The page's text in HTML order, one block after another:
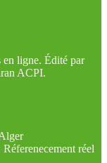
en ligne. Édité par
ACPI.
réel